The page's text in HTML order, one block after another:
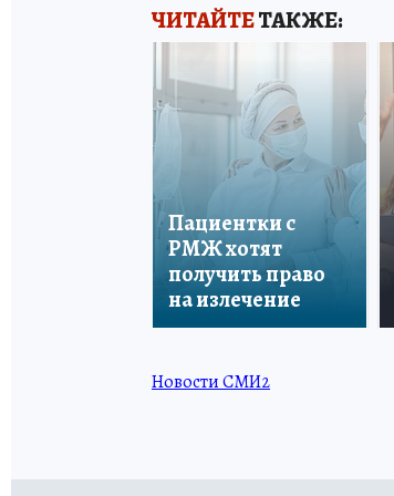
ЧИТАЙТЕТАКЖЕ:
Пациентки с
РМЖ хотят
получить право
на излечение
Новости СМИ2